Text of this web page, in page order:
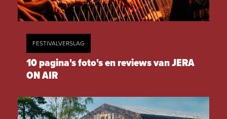
FESTIVALVERSLAG
10 pagina's foto's en reviews van JERA
ON AIR